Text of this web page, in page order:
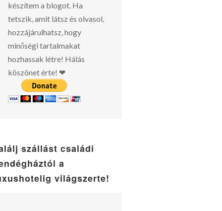
készítem a blogot. Ha
tetszik, amit látsz és olvasol,
hozzájárulhatsz, hogy
minőségi tartalmakat
hozhassak létre! Hálás
köszönet érte! ❤
szállást családi
a
világszerte!